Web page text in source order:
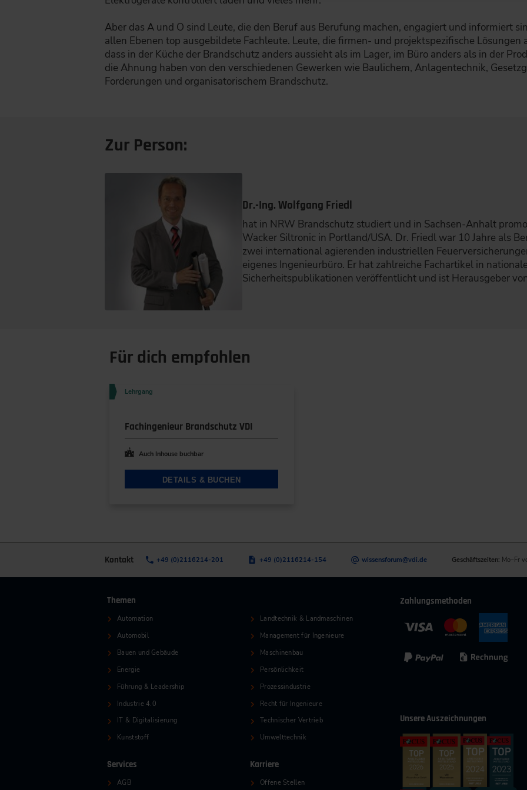
Aber das A und O sind Leute, die den Beruf aus Berufung machen, engagiert und informiert
allen Ebenen top ausgebildete Fachleute. Leute, die firmen- und projektspezifische Lösungen
dass in der Küche der Brandschutz anders aussieht als im Lager, im Büro anders als in der
die Ahnung haben von den verschiedenen Gewerken wie Baulichem, Anlagentechnik,
Forderungen und organisatorischem Brandschutz.
Zur Person:
Dr.-Ing. Wolfgang Friedl
hat in NRW Brandschutz studiert und in Sachsen-Anhalt
Wacker Siltronic in Portland/USA. Dr. Friedl war 10 Jahre als
zwei international agierenden industriellen
eigenes Ingenieurbüro. Er hat zahlreiche Fachartikel in
Sicherheitspublikationen veröffentlicht und ist Herausgeber
Für dich empfohlen
Lehrgang
Fachingenieur Brandschutz VDI
Auch Inhouse buchbar
DETAILS & BUCHEN
Kontakt +49 (0)2116214-201 +49 (0)2116214-154 wissensforum@vdi.de Geschäftszeiten: Mo–Fr
Themen
Automation
Automobil
Bauen und Gebäude
Energie
Führung & Leadership
Industrie 4.0
IT & Digitalisierung
Kunststoff
Landtechnik & Landmaschinen
Management für Ingenieure
Maschinenbau
Persönlichkeit
Prozessindustrie
Recht für Ingenieure
Technischer Vertrieb
Umwelttechnik
Services
AGB
Karriere
Offene Stellen
Zahlungsmethoden
Unsere Auszeichnungen